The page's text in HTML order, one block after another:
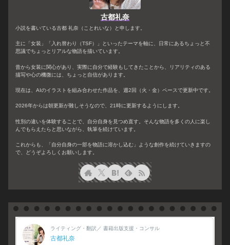
古都礼奈
小説を書いている古都 礼奈（ことれいな）と申します。
主に「女装」「入れ替わり（TSF）」といったテーマを軸に、日常にあるちょっと不
思議でちょっとリアルな物語を描いています。
昔から女装に関心があり、実際に自分で経験もしてきたことから、リアリティのある
描写や心の機微には、ちょっと自信があります。
現在は、AIのイラストを組み合わせた作品を、週2回（火・金）ペースで更新中です。
2026年からは朝更新が難しそうなので、21時に更新するようにします。
性別の違いを体験することで、自分自身を見つめ直す。そんな物語を多くの人に楽し
んでもらえたらと思いながら、執筆を続けています。
これからも、「自分自身の一部を物語に溶かし込む」ような創作を続けていきますの
で、どうぞよろしくお願いします。